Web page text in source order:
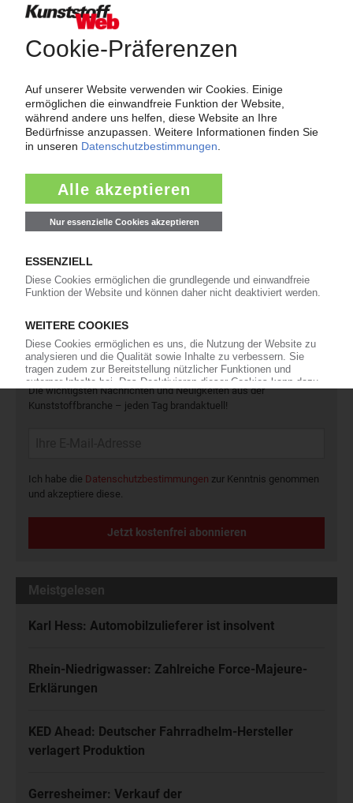
Force Majeure in der Kunststoffindustrie
Fragen und Antworten: Was Kunst­stoff­verarbeiter wissen müssen,
wenn der Lieferant nicht mehr liefert – Informationen zum
Preisentwicklung sowie Tipps für die Praxis.
Jetzt lesen
Newsletter
Die wichtigsten Nachrichten und Neuigkeiten aus der
Kunststoffbranche – jeden Tag brandaktuell!
Ich habe die Datenschutzbestimmungen zur Kenntnis genommen
und akzeptiere diese.
Jetzt kostenfrei abonnieren
Meistgelesen
Karl Hess: Automobilzulieferer ist insolvent
Rhein-Niedrigwasser: Zahlreiche Force-Majeure-
Erklärungen
KED Ahead: Deutscher Fahrradhelm-Hersteller
verlagert Produktion
Gerresheimer: Verkauf der